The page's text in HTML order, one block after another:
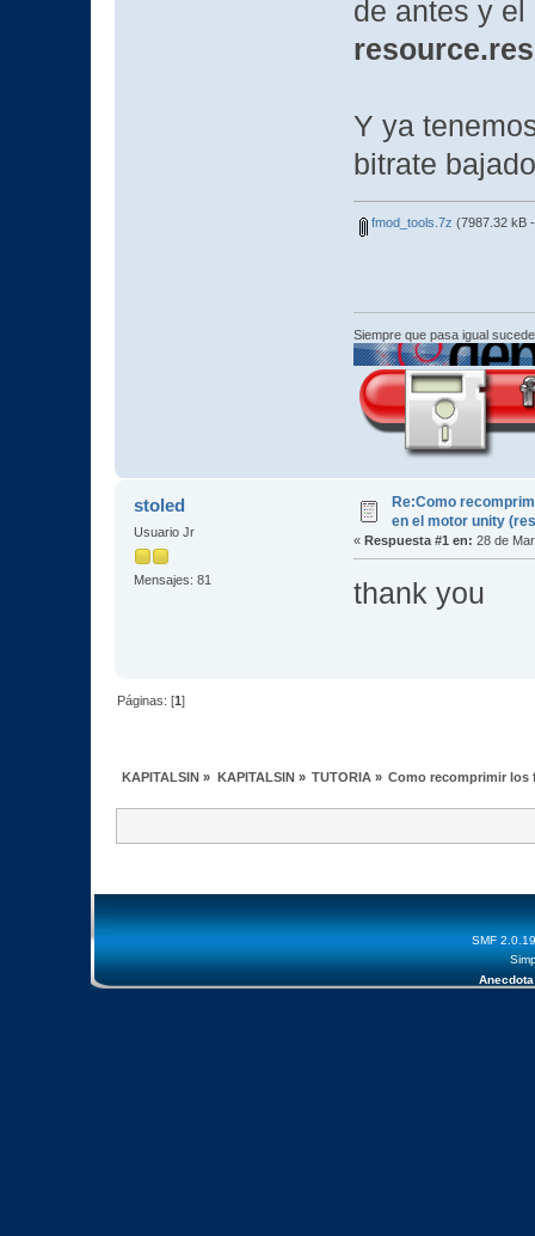
de antes y
Y ya
bitrate
fmod_tools.7z (7987.32 kB
Siempre que pasa igual
stoled
Usuario Jr
Mensajes: 81
Re:Como
en el motor unity
« Respuesta #1 en: 28 de
thank you
Páginas: [1]
KAPITALSIN » KAPITALSIN» TUTORIA» Como recomprimir los
SMF 2.0.19
Anecdota